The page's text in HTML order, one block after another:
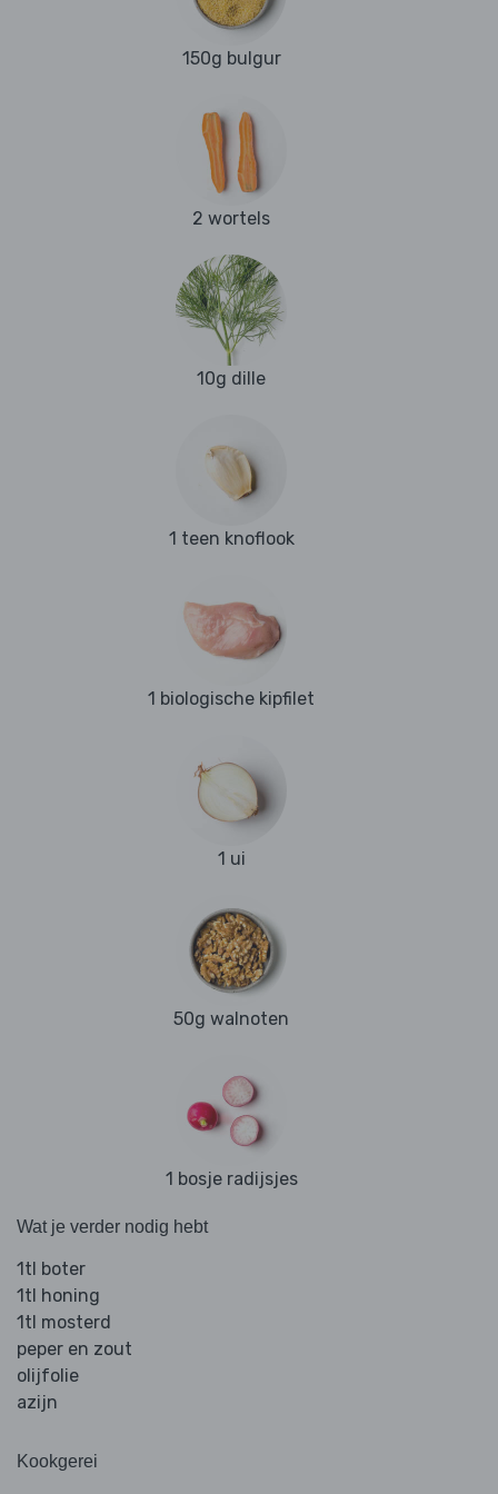
150g bulgur
2 wortels
10g dille
1 teen knoflook
1 biologische kipfilet
1 ui
50g walnoten
1 bosje radijsjes
Wat je verder nodig hebt
1tl boter
1tl honing
1tl mosterd
peper en zout
olijfolie
azijn
Kookgerei